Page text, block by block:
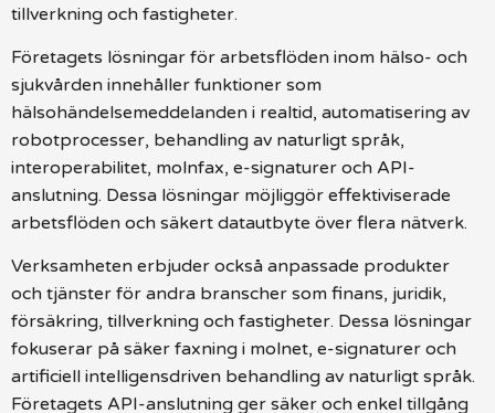
tillverkning och fastigheter.
Företagets lösningar för arbetsflöden inom hälso- och
sjukvården innehåller funktioner som
hälsohändelsemeddelanden i realtid, automatisering av
robotprocesser, behandling av naturligt språk,
interoperabilitet, molnfax, e-signaturer och API-
anslutning. Dessa lösningar möjliggör effektiviserade
arbetsflöden och säkert datautbyte över flera nätverk.
Verksamheten erbjuder också anpassade produkter
och tjänster för andra branscher som finans, juridik,
försäkring, tillverkning och fastigheter. Dessa lösningar
fokuserar på säker faxning i molnet, e-signaturer och
artificiell intelligensdriven behandling av naturligt språk.
Företagets API-anslutning ger säker och enkel tillgång